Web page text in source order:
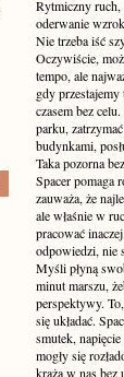
Rytmiczny ruch,
oderwanie
Nie trzeba iść
Oczywiście,
tempo, ale
gdy
czasem bez
parku,
budynkami,
Taka pozorna
Spacer pomaga
zauważa, że
ale właśnie w
pracować
odpowiedzi, nie
Myśli płyną
minut marszu,
perspektywy.
się układać.
smutek,
mogły się
krążą w nas bez